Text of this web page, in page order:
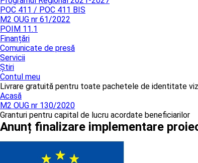
POC 411 / POC 411 BIS
M2 OUG nr 61/2022
POIM 11.1
Finanțări
Comunicate de presă
Servicii
Știri
Contul meu
Livrare gratuită pentru toate pachetele de identitate
Acasă
M2 OUG nr 130/2020
Granturi pentru capital de lucru acordate beneficiarilor
Anunț finalizare implementare